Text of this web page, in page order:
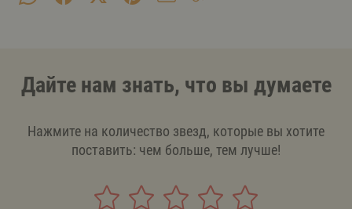
Дайте нам знать, что вы думаете
Нажмите на количество звезд, которые вы хотите
поставить: чем больше, тем лучше!